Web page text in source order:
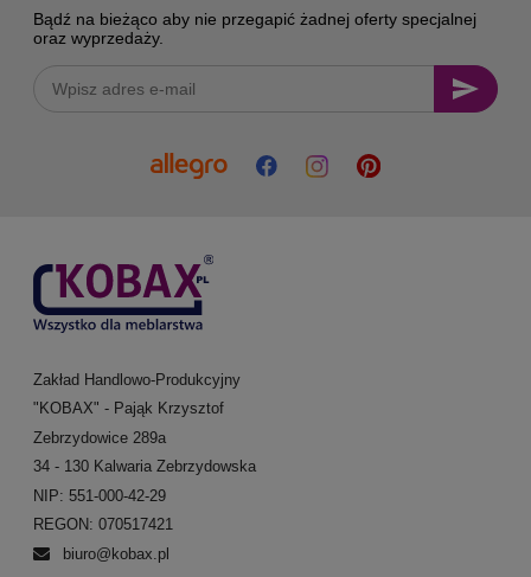
Bądź na bieżąco aby nie przegapić żadnej oferty specjalnej
oraz wyprzedaży.
Zakład Handlowo-Produkcyjny
"KOBAX" - Pająk Krzysztof
Zebrzydowice 289a
34 - 130 Kalwaria Zebrzydowska
NIP: 551-000-42-29
REGON: 070517421
biuro@kobax.pl